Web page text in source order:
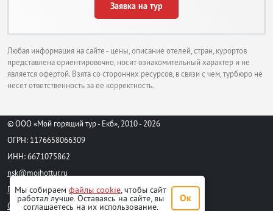
Заявка на тур
Любая информация на сайте - цены, описание отелей, стран, курортов
представлена ориентировочно, носит ознакомительный характер и не
является офертой. Взята со сторонних ресурсов, в связи с чем, турбюро не
несет ответственность за ее корректность.
© ООО «Мой горящий тур - Екб», 2010 - 2026
ОГРН: 1176658066309
ИНН: 6671075862
nsk@moihottur.ru
Пользовательское соглашение
Стандартный договор на турпродукт
Мы собираем файлы cookie, чтобы сайт
работал лучше. Оставаясь на сайте, вы
соглашаетесь на их использование.
Ок